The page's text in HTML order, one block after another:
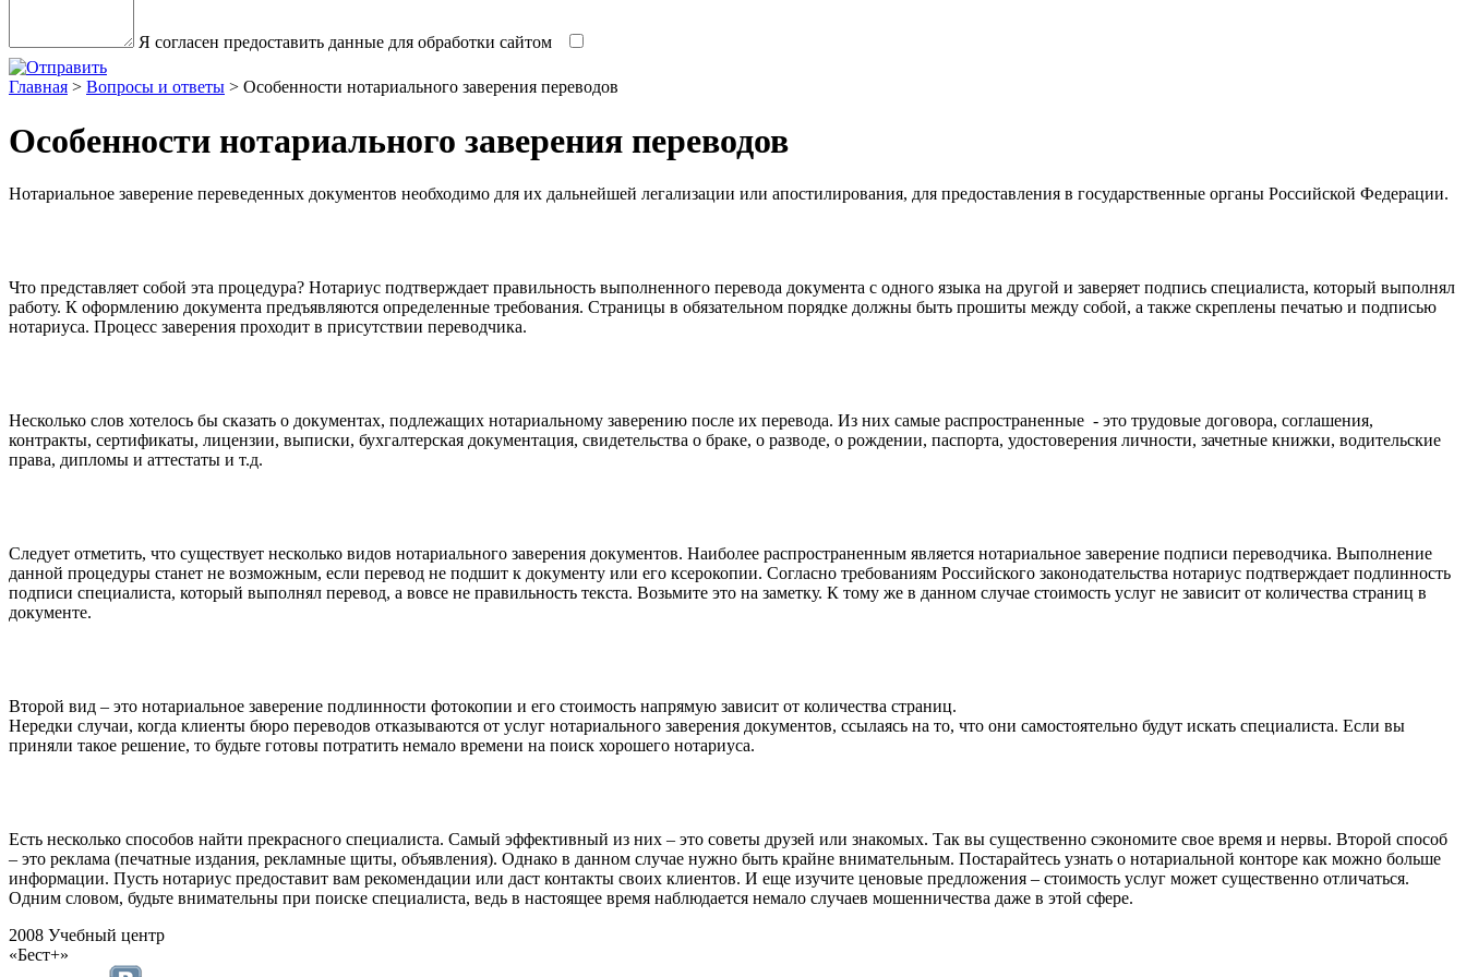
Я согласен предоставить данные для обработки сайтом
Главная > Вопросы и ответы > Особенности нотариального заверения переводов
Особенности нотариального заверения переводов
Нотариальное заверение переведенных документов необходимо для их дальнейшей легализации или апостилирования, для предоставления в государственные органы Российской Федерации.
Что представляет собой эта процедура? Нотариус подтверждает правильность выполненного перевода документа с одного языка на другой и заверяет подпись специалиста, который выполнял
работу. К оформлению документа предъявляются определенные требования. Страницы в обязательном порядке должны быть прошиты между собой, а также скреплены печатью и подписью
нотариуса. Процесс заверения проходит в присутствии переводчика.
Несколько слов хотелось бы сказать о документах, подлежащих нотариальному заверению после их перевода. Из них самые распространенные - это трудовые договора, соглашения,
контракты, сертификаты, лицензии, выписки, бухгалтерская документация, свидетельства о браке, о разводе, о рождении, паспорта, удостоверения личности, зачетные книжки, водительские
права, дипломы и аттестаты и т.д.
Следует отметить, что существует несколько видов нотариального заверения документов. Наиболее распространенным является нотариальное заверение подписи переводчика. Выполнение
данной процедуры станет не возможным, если перевод не подшит к документу или его ксерокопии. Согласно требованиям Российского законодательства нотариус подтверждает подлинность
подписи специалиста, который выполнял перевод, а вовсе не правильность текста. Возьмите это на заметку. К тому же в данном случае стоимость услуг не зависит от количества страниц в
документе.
Второй вид – это нотариальное заверение подлинности фотокопии и его стоимость напрямую зависит от количества страниц.
Нередки случаи, когда клиенты бюро переводов отказываются от услуг нотариального заверения документов, ссылаясь на то, что они самостоятельно будут искать специалиста. Если вы
приняли такое решение, то будьте готовы потратить немало времени на поиск хорошего нотариуса.
Есть несколько способов найти прекрасного специалиста. Самый эффективный из них – это советы друзей или знакомых. Так вы существенно сэкономите свое время и нервы. Второй способ
– это реклама (печатные издания, рекламные щиты, объявления). Однако в данном случае нужно быть крайне внимательным. Постарайтесь узнать о нотариальной конторе как можно больше
информации. Пусть нотариус предоставит вам рекомендации или даст контакты своих клиентов. И еще изучите ценовые предложения – стоимость услуг может существенно отличаться.
Одним словом, будьте внимательны при поиске специалиста, ведь в настоящее время наблюдается немало случаев мошенничества даже в этой сфере.
2008 Учебный центр
«Бест+»